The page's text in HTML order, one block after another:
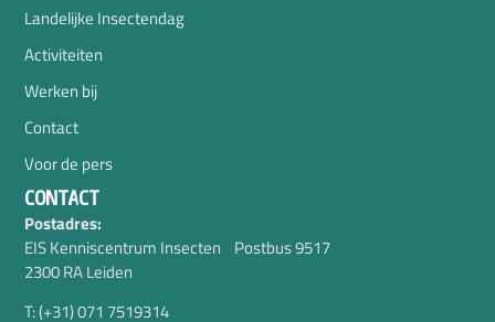
Landelijke Insectendag
Activiteiten
Werken bij
Contact
Voor de pers
CONTACT
Postadres:
EIS Kenniscentrum Insecten Postbus 9517
2300 RA Leiden
T: (+31) 071 7519314